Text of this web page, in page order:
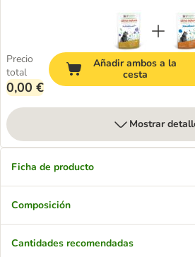
Precio
total
0,00 €
Añadir ambos a la
cesta
Mostrar
Ficha de producto
Composición
Cantidades recomendadas